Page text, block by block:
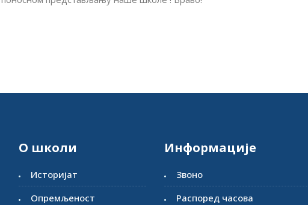
О школи
Историјат
Опремљеност
Информације
Звоно
Распоред часова